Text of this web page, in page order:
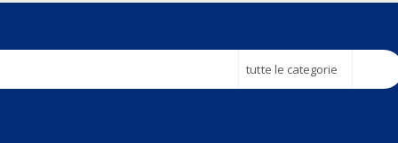
tutte le categorie